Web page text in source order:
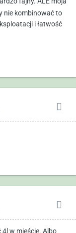
nie kombinować to
i łatwość
4l w mieście. Albo